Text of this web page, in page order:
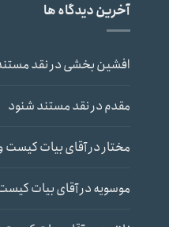
آخرین دیدگاه ها
افشین بخشیدرنقد
مقدمدرنقد مستند شنود
مختاردرآقای بیات کیست
موسویهدرآقای بیات